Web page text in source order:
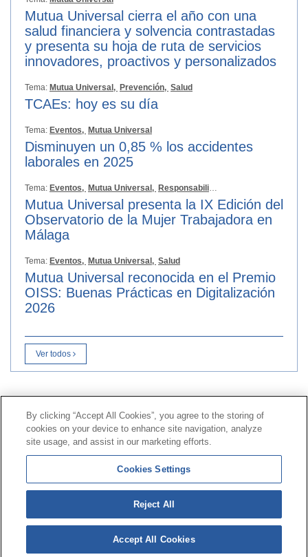
Mutua Universal cierra el año con una
salud financiera y solvencia contrastadas
y presenta su hoja de ruta de servicios
innovadores, proactivos y personalizados
Tema: Mutua Universal, Prevención, Salud
TCAEs: hoy es su día
Tema: Eventos, Mutua Universal
Disminuyen un 0,85 % los accidentes
laborales en 2025
Tema: Eventos, Mutua Universal, Responsabilidad Social
Mutua Universal presenta la IX Edición del
Observatorio de la Mujer Trabajadora en
Málaga
Tema: Eventos, Mutua Universal, Salud
Mutua Universal reconocida en el Premio
OISS: Buenas Prácticas en Digitalización
2026
Ver todos
Línea Universal 900 203 203|Zona Privada Comisión de
Prestaciones Especiales
|Zona Privada Proveedor
Sanitario
© Mutua Universal 2026 | Mapa del sitio | Aviso legal
Política de Protección de Datos
cookies
Síguenos en:
By clicking “Accept All Cookies”, you agree to the storing of
cookies on your device to enhance site navigation, analyze
site usage, and assist in our marketing efforts.
Cookies Settings
Reject All
Accept All Cookies